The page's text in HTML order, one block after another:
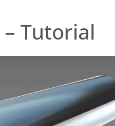
Tutorial